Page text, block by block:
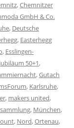
,Chemnitzer
GmbH & Co.
, Deutsche
, Easterhegg
, Esslingen-
50+1,
,Gutach
, Karlsruhe,
, makers united,
, München,
, Nord,Ortenau,